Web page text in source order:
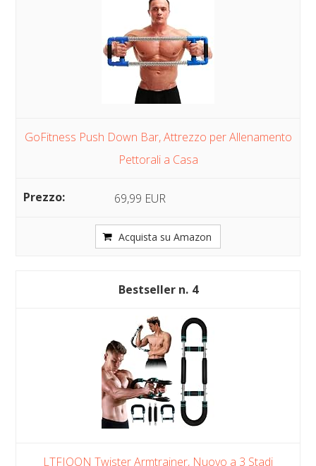
GoFitness Push Down Bar, Attrezzo per Allenamento
Pettorali a Casa
69,99 EUR
Acquista su Amazon
4
LTFIOON Twister Armtrainer, Nuovo a 3 Stadi